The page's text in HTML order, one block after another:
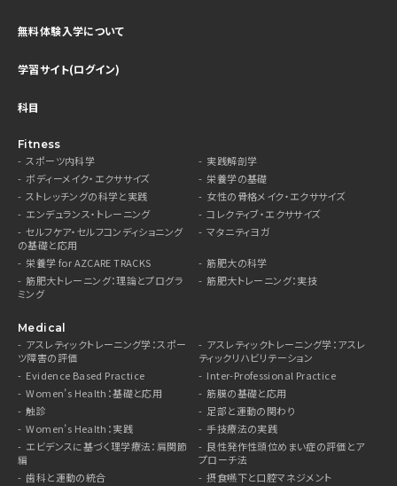
無料体験入学について
学習サイト(ログイン)
科目
Fitness
スポーツ内科学
実践解剖学
ボディーメイク・エクササイズ
栄養学の基礎
ストレッチングの科学と実践
女性の骨格メイク・エクササイズ
エンデュランス・トレーニング
コレクティブ・エクササイズ
セルフケア・セルフコンディショニング
の基礎と応用
マタニティヨガ
栄養学 for AZCARE TRACKS
筋肥大の科学
筋肥大トレーニング：理論とプログラ
ミング
筋肥大トレーニング：実技
Medical
アスレティックトレーニング学：スポー
ツ障害の評価
アスレティックトレーニング学：アスレ
ティックリハビリテーション
Evidence Based Practice
Inter-Professional Practice
Women’s Health：基礎と応用
筋膜の基礎と応用
触診
足部と運動の関わり
Women’s Health：実践
手技療法の実践
エビデンスに基づく理学療法：肩関節
編
良性発作性頭位めまい症の評価とア
プローチ法
歯科と運動の統合
摂食嚥下と口腔マネジメント